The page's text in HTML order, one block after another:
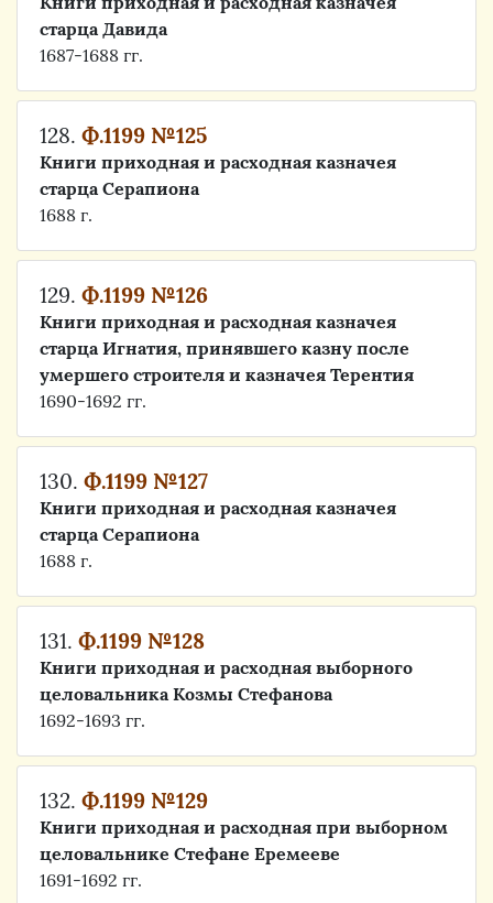
старца Давида
1687-1688 гг.
128. Ф.1199 №125
Книги приходная и расходная казначея
старца Серапиона
1688 г.
129. Ф.1199 №126
Книги приходная и расходная казначея
старца Игнатия, принявшего казну после
умершего строителя и казначея Терентия
1690-1692 гг.
130. Ф.1199 №127
Книги приходная и расходная казначея
старца Серапиона
1688 г.
131. Ф.1199 №128
Книги приходная и расходная выборного
целовальника Козмы Стефанова
1692-1693 гг.
132. Ф.1199 №129
Книги приходная и расходная при выборном
целовальнике Стефане Еремееве
1691-1692 гг.